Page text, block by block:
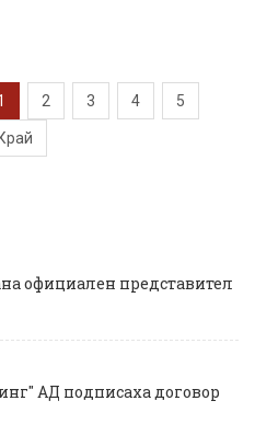
2 3 4 5
Край
официален представител
АД подписаха договор